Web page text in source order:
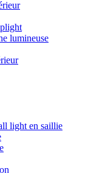
lumineuse
light en saillie